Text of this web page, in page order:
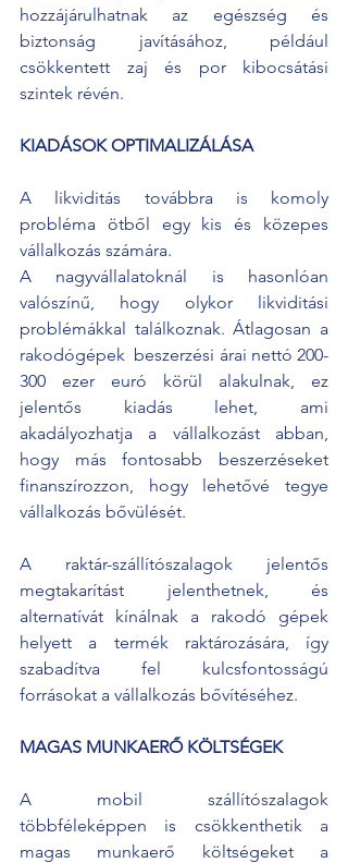
hozzájárulhatnak az egészség és
biztonság javításához, például
csökkentett zaj és por kibocsátási
szintek révén.
KIADÁSOK OPTIMALIZÁLÁSA
A likviditás továbbra is komoly
probléma ötből egy kis és közepes
vállalkozás számára.
A nagyvállalatoknál is hasonlóan
valószínű, hogy olykor likviditási
problémákkal találkoznak. Átlagosan a
rakodógépek  beszerzési árai nettó 200-
300 ezer euró körül alakulnak, ez
jelentős kiadás lehet, ami
akadályozhatja a vállalkozást abban,
hogy más fontosabb beszerzéseket
finanszírozzon, hogy lehetővé tegye
vállalkozás bővülését.
A raktár-szállítószalagok jelentős
megtakarítást jelenthetnek, és
alternatívát kínálnak a rakodó gépek
helyett a termék raktározására, így
szabadítva fel kulcsfontosságú
forrásokat a vállalkozás bővítéséhez.
MAGAS MUNKAERŐ KÖLTSÉGEK
A mobil szállítószalagok
többféleképpen is csökkenthetik a
magas munkaerő költségeket a